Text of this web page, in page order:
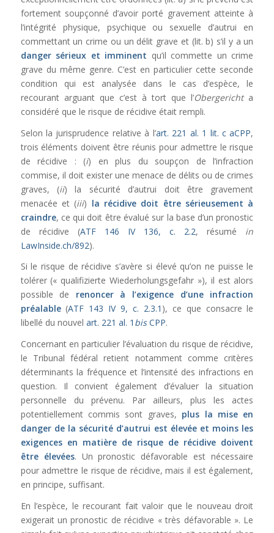
fortement soupçonné d’avoir porté gravement atteinte à
l’intégrité physique, psychique ou sexuelle d’autrui en
commettant un crime ou un délit grave et (lit. b) s’il y a un
danger sérieux et imminent qu’il commette un crime
grave du même genre. C’est en particulier cette seconde
condition qui est analysée dans le cas d’espèce, le
recourant arguant que c’est à tort que l’Obergerichta
considéré que le risque de récidive était rempli.
Selon la jurisprudence relative à l’art. 221 al. 1 lit. c aCPP,
trois éléments doivent être réunis pour admettre le risque
de récidive : (i) en plus du soupçon de l’infraction
commise, il doit exister une menace de délits ou de crimes
graves, (ii) la sécurité d’autrui doit être gravement
menacée et (iii) la récidive doit être sérieusement à
craindre, ce qui doit être évalué sur la base d’un pronostic
de récidive (ATF 146 IV 136, c. 2.2, résumé in
LawInside.ch/892).
Si le risque de récidive s’avère si élevé qu’on ne puisse le
tolérer (« qualifizierte Wiederholungsgefahr »), il est alors
possible de renoncer à l’exigence d’une infraction
préalable(ATF 143 IV 9, c. 2.3.1 ), ce que consacre le
libellé du nouvel art. 221 al. 1 bisCPP.
Concernant en particulier l’évaluation du risque de récidive,
le Tribunal fédéral retient notamment comme critères
déterminants la fréquence et l’intensité des infractions en
question. Il convient également d’évaluer la situation
personnelle du prévenu. Par ailleurs, plus les actes
potentiellement commis sont graves, plus la mise en
danger de la sécurité d’autrui est élevée et moins les
exigences en matière de risque de récidive doivent
être élevées. Un pronostic défavorable est nécessaire
pour admettre le risque de récidive, mais il est également,
en principe, suffisant.
En l’espèce, le recourant fait valoir que le nouveau droit
exigerait un pronostic de récidive « très défavorable ». Le